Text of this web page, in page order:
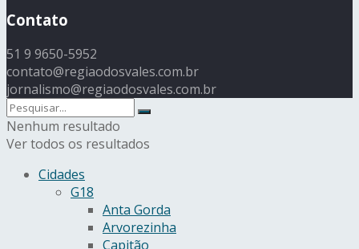
Contato
51 9 9650-5952
contato@regiaodosvales.com.br
jornalismo@regiaodosvales.com.br
Nenhum resultado
Ver todos os resultados
Cidades
G18
Anta Gorda
Arvorezinha
Capitão